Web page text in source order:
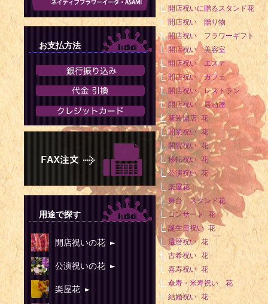
1916年 - 松
1916年 - リ
家（+ 1970
1917年 - 野
1996年）
1917年 - ロ
1997年）
1920年 - 古
1925年 - 笑
1926年 - 柳
1927年 - 喜
日）
1928年 - ア
1987年）
1930年 - 荒
1931年 - 種
開店祝いに贈るスタンド花
開店祝い 贈り物
開店祝い フラワーギフト
開店祝い 美容室
開店祝い エステ
開店祝い カフェ
開店祝い レストラン
開店祝い 居酒屋
新装開店 花
開業祝い 花
開院祝い 花
移転祝い 花
公演祝い 花
楽屋花
舞台 スタンド花
コンサート 花
誕生日祝い 花
還暦祝い 花
古希祝い 花
喜寿祝い 花
傘寿・米寿祝い 花
結婚祝い 花
お支払方法
用途で探す
開店祝いの花 ►
公演祝いの花 ►
楽屋花 ►